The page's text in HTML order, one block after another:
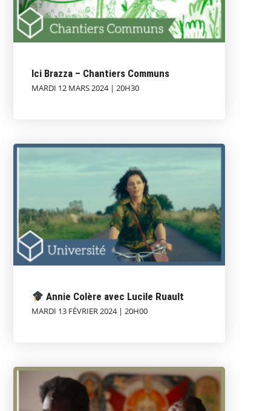
Ici Brazza – Chantiers Communs
MARDI 12 MARS 2024 | 20H30
Annie Colère avec Lucile Ruault
MARDI 13 FÉVRIER 2024 | 20H00